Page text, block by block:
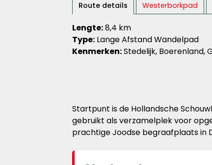
Route details Westerborkpad
Lengte:8,4 km
Type: Lange Afstand Wandelpad
Kenmerken:Stedelijk, Boerenland,
Startpunt is de Hollandsche
gebruikt als verzamelplek voor
prachtige Joodse begraafplaats in